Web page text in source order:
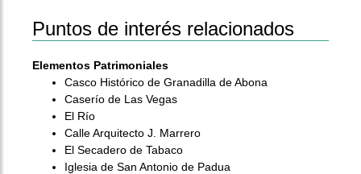
Puntos de interés relacionados
Elementos Patrimoniales
Casco Histórico de Granadilla de Abona
Caserío de Las Vegas
El Río
Calle Arquitecto J. Marrero
El Secadero de Tabaco
Iglesia de San Antonio de Padua